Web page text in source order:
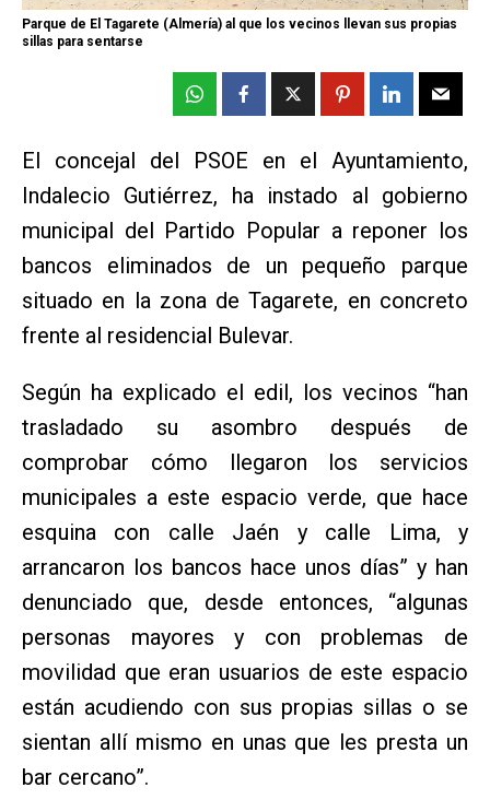
Parque de El Tagarete (Almería) al que los vecinos llevan sus propias
sillas para sentarse
El concejal del PSOE en el Ayuntamiento,
Indalecio Gutiérrez, ha instado al gobierno
municipal del Partido Popular a reponer los
bancos eliminados de un pequeño parque
situado en la zona de Tagarete, en concreto
frente al residencial Bulevar.
Según ha explicado el edil, los vecinos “han
trasladado su asombro después de
comprobar cómo llegaron los servicios
municipales a este espacio verde, que hace
esquina con calle Jaén y calle Lima, y
arrancaron los bancos hace unos días” y han
denunciado que, desde entonces, “algunas
personas mayores y con problemas de
movilidad que eran usuarios de este espacio
están acudiendo con sus propias sillas o se
sientan allí mismo en unas que les presta un
bar cercano”.